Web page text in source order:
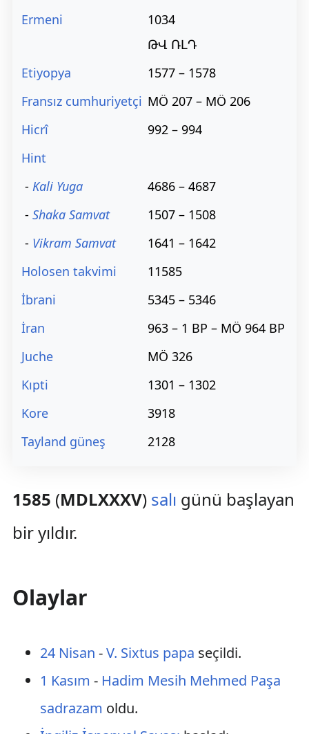
Ermeni
1034
ԹՎ ՌԼԴ
Etiyopya
1577 – 1578
Fransız cumhuriyetçi MÖ 207 – MÖ 206
Hicrî
992 – 994
Hint
- Kali Yuga
4686 – 4687
- Shaka Samvat
1507 – 1508
- Vikram Samvat
1641 – 1642
Holosen takvimi
11585
İbrani
5345 – 5346
İran
963 – 1 BP – MÖ 964 BP
Juche
MÖ 326
Kıpti
1301 – 1302
Kore
3918
Tayland güneş
2128
1585 (MDLXXXV) salı günü başlayan
bir yıldır.
Olaylar
24 Nisan -V. Sixtus papa seçildi.
1 Kasım - Hadim Mesih Mehmed Paşa
sadrazam oldu.